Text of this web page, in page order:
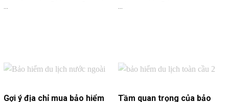
Gợi ý địa chỉ mua bảo hiểm
Tầm quan trọng của bảo